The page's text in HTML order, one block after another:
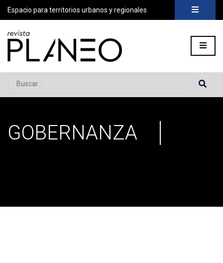
Espacio para territorios urbanos y regionales
Buscar...
Portada »gobernanza
GOBERNANZA